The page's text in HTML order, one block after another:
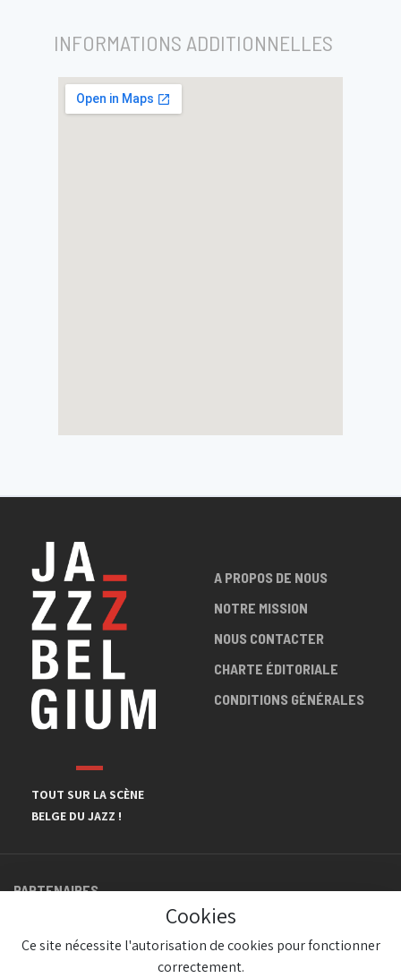
INFORMATIONS ADDITIONNELLES
TOUT SUR LA SCÈNE
BELGE DU JAZZ !
A PROPOS DE NOUS
NOTRE MISSION
NOUS CONTACTER
CHARTE ÉDITORIALE
CONDITIONS GÉNÉRALES
PARTENAIRES
Cookies
Ce site nécessite l'autorisation de cookies pour fonctionner
correctement.